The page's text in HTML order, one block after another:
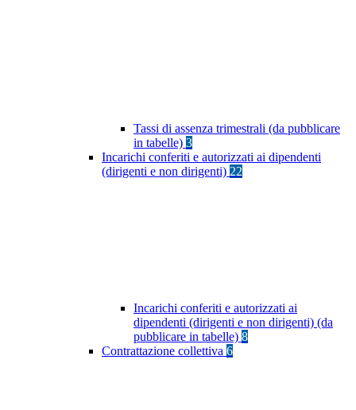
Tassi di assenza trimestrali (da pubblicare
in tabelle) 3
Incarichi conferiti e autorizzati ai dipendenti
(dirigenti e non dirigenti) 22
Incarichi conferiti e autorizzati ai
dipendenti (dirigenti e non dirigenti) (da
pubblicare in tabelle) 8
Contrattazione collettiva 6